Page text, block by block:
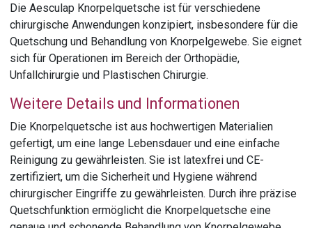
Die Aesculap Knorpelquetsche ist für verschiedene
chirurgische Anwendungen konzipiert, insbesondere für die
Quetschung und Behandlung von Knorpelgewebe. Sie eignet
sich für Operationen im Bereich der Orthopädie,
Unfallchirurgie und Plastischen Chirurgie.
Weitere Details und Informationen
Die Knorpelquetsche ist aus hochwertigen Materialien
gefertigt, um eine lange Lebensdauer und eine einfache
Reinigung zu gewährleisten. Sie ist latexfrei und CE-
zertifiziert, um die Sicherheit und Hygiene während
chirurgischer Eingriffe zu gewährleisten. Durch ihre präzise
Quetschfunktion ermöglicht die Knorpelquetsche eine